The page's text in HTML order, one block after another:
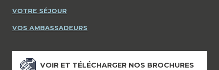
VOTRE SÉJOUR
VOS AMBASSADEURS
VOIR ET TÉLÉCHARGER NOS BROCHURES